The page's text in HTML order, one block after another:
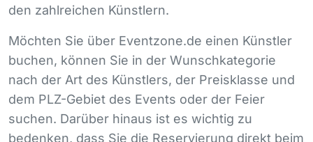
den zahlreichen Künstlern.
Möchten Sie über Eventzone.de einen Künstler
buchen, können Sie in der Wunschkategorie
nach der Art des Künstlers, der Preisklasse und
dem PLZ-Gebiet des Events oder der Feier
suchen. Darüber hinaus ist es wichtig zu
bedenken, dass Sie die Reservierung direkt beim